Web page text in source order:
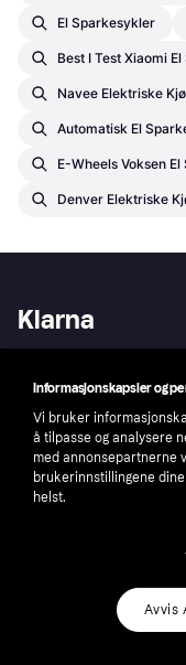
El Sparkesykler
Best I Test Xiaomi
Navee Elektriske
Automatisk El
E-Wheels Voksen
Denver Elektriske
Klarna
Villkår
Presseinformasjon
Personvern
Informasjonskapsler og
Vi bruker
å tilpasse og analysere
med annonsepartnerne
brukerinnstillingene
helst.
Avvis